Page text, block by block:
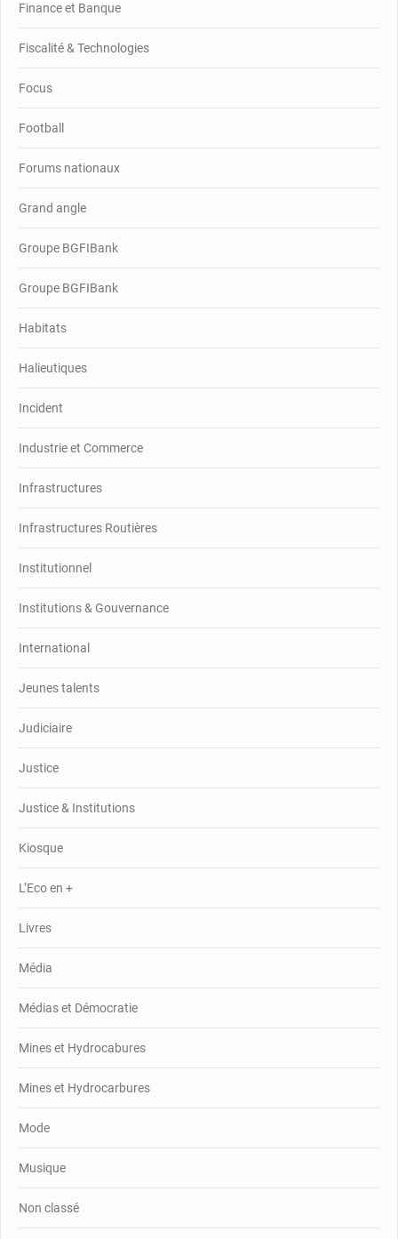
Finance et Banque
Fiscalité & Technologies
Focus
Football
Forums nationaux
Grand angle
Groupe BGFIBank
Groupe BGFIBank
Habitats
Halieutiques
Incident
Industrie et Commerce
Infrastructures
Infrastructures Routières
Institutionnel
Institutions & Gouvernance
International
Jeunes talents
Judiciaire
Justice
Justice & Institutions
Kiosque
L’Eco en +
Livres
Média
Médias et Démocratie
Mines et Hydrocabures
Mines et Hydrocarbures
Mode
Musique
Non classé